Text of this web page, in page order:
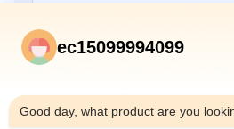
ec15099994099
Good day, what product are you